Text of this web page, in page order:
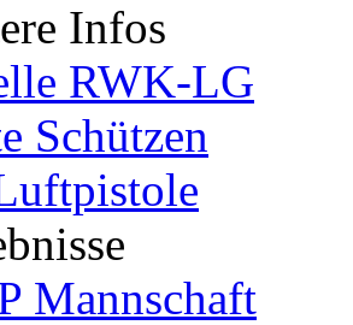
Infos
RWK-LG
Schützen
Mannschaft